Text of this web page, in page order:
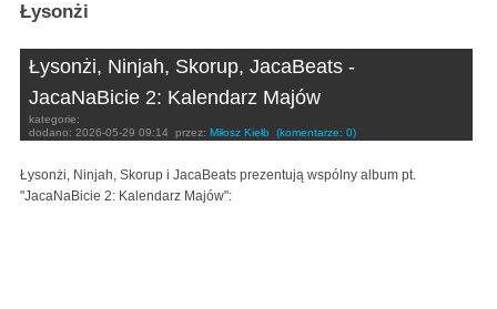
Łysonżi
Łysonżi, Ninjah, Skorup, JacaBeats -
JacaNaBicie 2: Kalendarz Majów
kategorie:
dodano: 2026-05-29 09:14 przez: Miłosz Kiełb (komentarze: 0)
Łysonżi, Ninjah, Skorup i JacaBeats prezentują wspólny album pt.
"JacaNaBicie 2: Kalendarz Majów":